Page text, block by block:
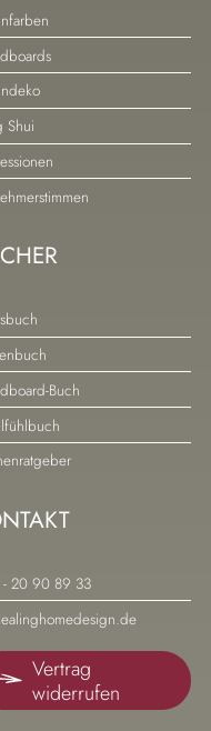
Shui
Buch
20 90 89 33
Vertrag
widerrufen